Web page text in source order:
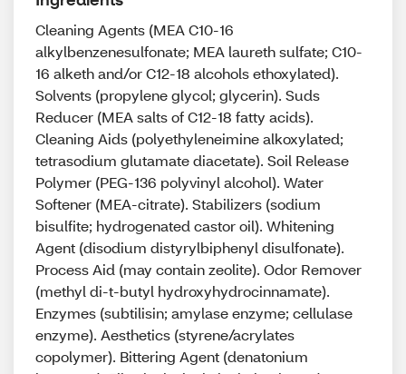
Cleaning Agents (MEA C10-16
alkylbenzenesulfonate; MEA laureth sulfate; C10-
16 alketh and/or C12-18 alcohols ethoxylated).
Solvents (propylene glycol; glycerin). Suds
Reducer (MEA salts of C12-18 fatty acids).
Cleaning Aids (polyethyleneimine alkoxylated;
tetrasodium glutamate diacetate). Soil Release
Polymer (PEG-136 polyvinyl alcohol). Water
Softener (MEA-citrate). Stabilizers (sodium
bisulfite; hydrogenated castor oil). Whitening
Agent (disodium distyrylbiphenyl disulfonate).
Process Aid (may contain zeolite). Odor Remover
(methyl di-t-butyl hydroxyhydrocinnamate).
Enzymes (subtilisin; amylase enzyme; cellulase
enzyme). Aesthetics (styrene/acrylates
copolymer). Bittering Agent (denatonium